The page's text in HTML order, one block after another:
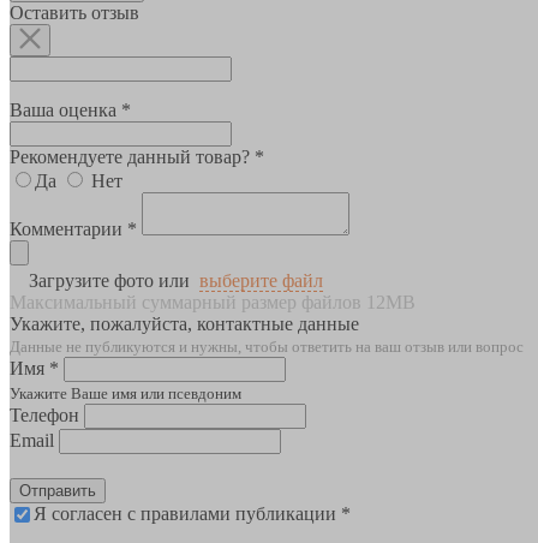
Оставить отзыв
Ваша оценка *
Рекомендуете данный товар? *
Да
Нет
Комментарии *
Загрузите фото или выберите файл
Максимальный суммарный размер файлов 12MB
Укажите, пожалуйста, контактные данные
Данные не публикуются и нужны, чтобы ответить на ваш отзыв или вопрос
Имя *
Укажите Ваше имя или псевдоним
Телефон
Email
Отправить
Я согласен с правилами публикации *